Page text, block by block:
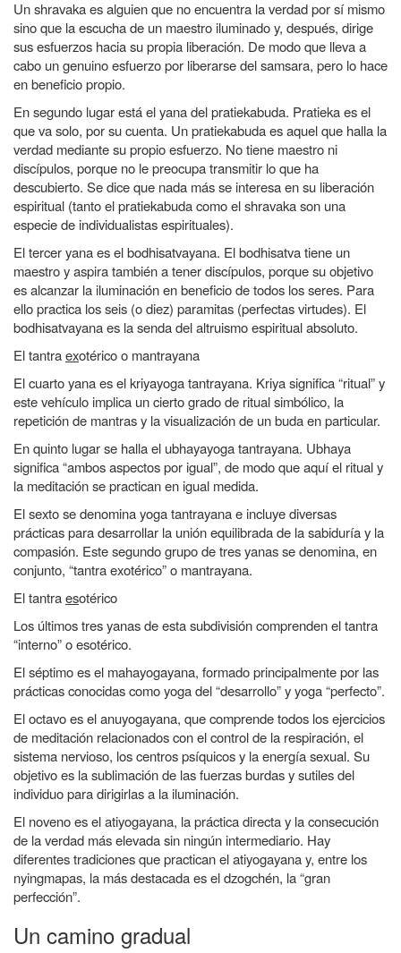
Un shravaka es alguien que no encuentra la verdad por sí mismo
sino que la escucha de un maestro iluminado y, después, dirige
sus esfuerzos hacia su propia liberación. De modo que lleva a
cabo un genuino esfuerzo por liberarse del samsara, pero lo hace
en beneficio propio.
En segundo lugar está el yana delpratiekabuda. Pratieka es el
que va solo, por su cuenta. Un pratiekabuda es aquel que halla la
verdad mediante su propio esfuerzo. No tiene maestro ni
discípulos, porque no le preocupa transmitir lo que ha
descubierto. Se dice que nada más se interesa en su liberación
espiritual (tanto el pratiekabuda como el shravaka son una
especie de individualistas espirituales).
El tercer yana es elbodhisatvayana. El bodhisatva tiene un
maestro y aspira también a tener discípulos, porque su objetivo
es alcanzar la iluminación en beneficio de todos los seres. Para
ello practica los seis (o diez) paramitas (perfectas virtudes). El
bodhisatvayana es la senda del altruismo espiritual absoluto.
El tantraexotérico o mantrayana
El cuarto yana es elkriyayoga tantrayana. Kriya significa “ritual” y
este vehículo implica un cierto grado de ritual simbólico, la
repetición de mantras y la visualización de un buda en particular.
En quinto lugar se halla el ubhayayoga tantrayana. Ubhaya
significa “ambos aspectos por igual”, de modo que aquí el ritual y
la meditación se practican en igual medida.
El sexto se denominayoga tantrayanae incluye diversas
prácticas para desarrollar la unión equilibrada de la sabiduría y la
compasión. Este segundo grupo de tres yanas se denomina, en
conjunto, “tantra exotérico” o mantrayana.
El tantraesotérico
Los últimos tres yanas de esta subdivisión comprenden el tantra
“interno” o esotérico.
El séptimo es el mahayogayana, formado principalmente por las
prácticas conocidas como yoga del “desarrollo” y yoga “perfecto”.
El octavo es el anuyogayana, que comprende todos los ejercicios
de meditación relacionados con el control de la respiración, el
sistema nervioso, los centros psíquicos y la energía sexual. Su
objetivo es la sublimación de las fuerzas burdas y sutiles del
individuo para dirigirlas a la iluminación.
El noveno es elatiyogayana, la práctica directa y la consecución
de la verdad más elevada sin ningún intermediario. Hay
diferentes tradiciones que practican el atiyogayana y, entre los
nyingmapas, la más destacada esel dzogchén, la “gran
perfección”.
Un camino gradual